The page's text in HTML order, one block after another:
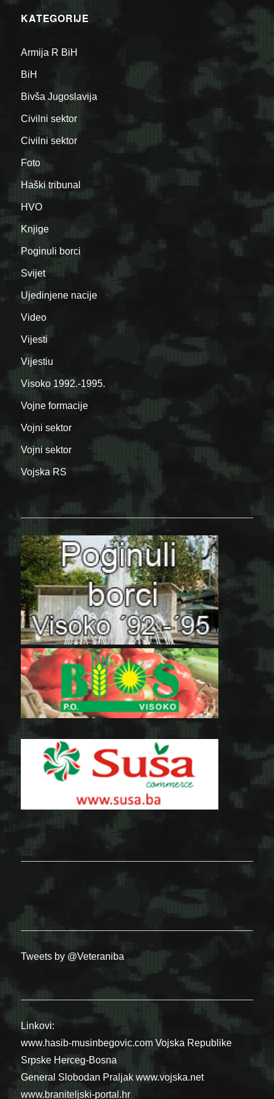
KATEGORIJE
Armija R BiH
BiH
Bivša Jugoslavija
Civilni sektor
Civilni sektor
Foto
Haški tribunal
HVO
Knjige
Poginuli borci
Svijet
Ujedinjene nacije
Video
Vijesti
Vijestiu
Visoko 1992.-1995.
Vojne formacije
Vojni sektor
Vojni sektor
Vojska RS
Tweets by @Veteraniba
Linkovi:
www.hasib-musinbegovic.com Vojska Republike
Srpske Herceg-Bosna
General Slobodan Praljak www.vojska.net
www.braniteljski-portal.hr